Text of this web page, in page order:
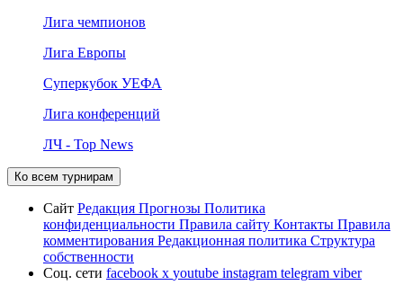
Лига чемпионов
Лига Европы
Суперкубок УЕФА
Лига конференций
ЛЧ - Top News
Ко всем турнирам
Сайт Редакция Прогнозы Политика
конфиденциальности Правила сайту Контакты Правила
комментирования Редакционная политика Структура
собственности
Соц. сети facebook x youtube instagram telegram viber